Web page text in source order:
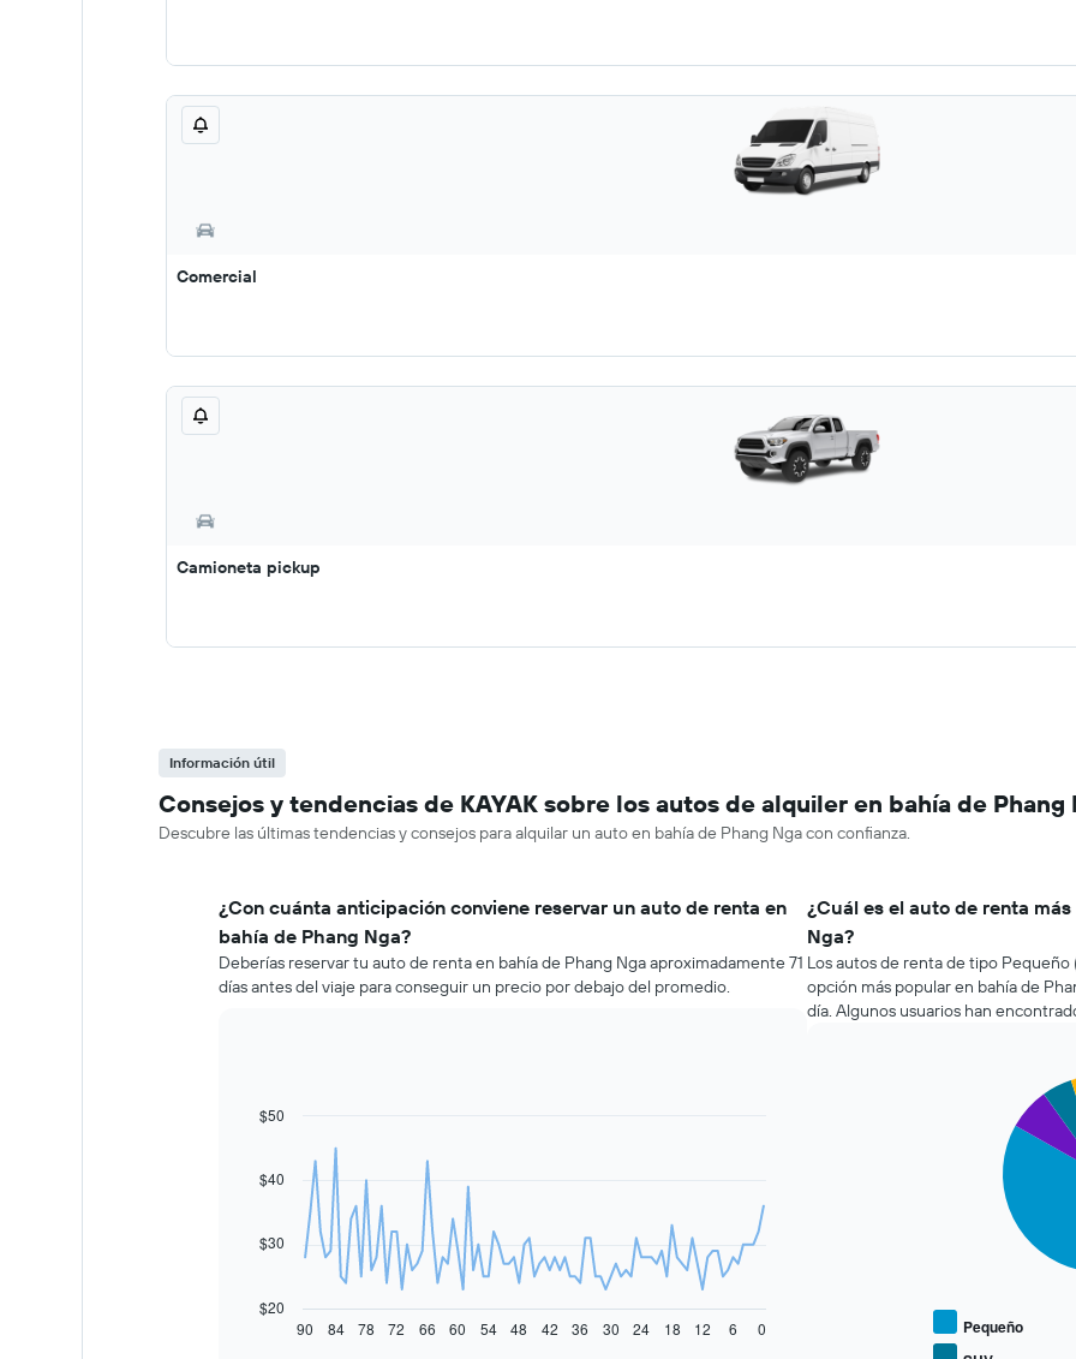
Comercial
Camioneta pickup
Información útil
Consejos y tendencias de KAYAK sobre los autos de alquiler en bahía de Phang
Descubre las últimas tendencias y consejos para alquilar un auto en bahía de Phang Nga con confianza.
¿Con cuánta anticipación conviene reservar un auto de renta en
bahía de Phang Nga?
Deberías reservar tu auto de renta en bahía de Phang Nga aproximadamente 71
días antes del viaje para conseguir un precio por debajo del promedio.
Line
91
data
El
gráfico
muestra
Chart
$20
$30
$40
$50
90 60 30 0
84 78 72 66 54 48 42 36 24 18 12 6
¿Cuál es el auto de renta
Nga?
Los autos de renta de tipo Pequeño
opción más popular en bahía de
día. Algunos usuarios han
Pequeño